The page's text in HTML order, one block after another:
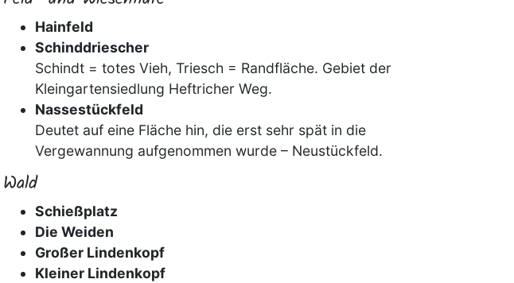
Hainfeld
Schinddriescher
Schindt = totes Vieh, Triesch = Randfläche. Gebiet der
Kleingartensiedlung Heftricher Weg.
Nassestückfeld
Deutet auf eine Fläche hin, die erst sehr spät in die
Vergewannung aufgenommen wurde – Neustückfeld.
Wald
Schießplatz
Die Weiden
Großer Lindenkopf
Kleiner Lindenkopf